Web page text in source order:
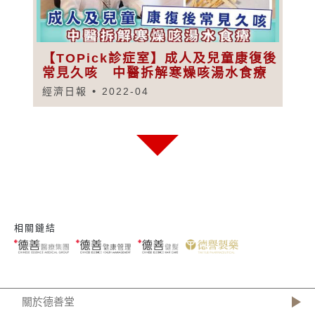
【TOPick診症室】成人及兒童康復後
常見久咳 中醫拆解寒燥咳湯水食療
經濟日報 2022-04
相關鏈結
關於德善堂